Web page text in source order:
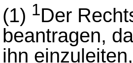
(1) 1Der
beantragen,
ihn